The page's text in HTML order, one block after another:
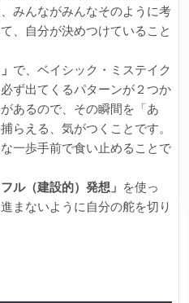
みんながみんなそのように考
、自分が決めつけていること
で、ベイシック・ミステイク
ず出てくるパターンが２つか
あるので、その瞬間を「あ
らえる、気がつくことです。
一歩手前で食い止めることで
フル（建設的）発想」 を使っ
まないように自分の舵を切り